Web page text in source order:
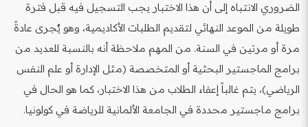
الضروري الانتباه إلى أن هذا الاختبار يجب التسجيل فيه قبل فترة
طويلة من الموعد النهائي لتقديم الطلبات الأكاديمية، وهو يُجرى عادةً
مرة أو مرتين في السنة. من المهم ملاحظة أنه بالنسبة للعديد من
برامج الماجستير البحثية أو المتخصصة (مثل الإدارة أو علم النفس
الرياضي)، يتم غالباً إعفاء الطلاب من هذا الاختبار، كما هو الحال في
برامج ماجستير محددة في الجامعة الألمانية للرياضة في كولونيا.